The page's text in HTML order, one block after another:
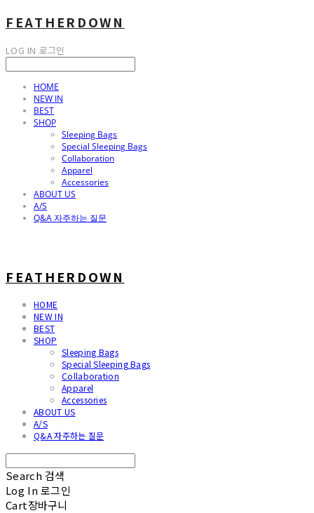
FEATHERDOWN
LOG IN 로그인
HOME
NEW IN
BEST
SHOP
Sleeping Bags
Special Sleeping Bags
Collaboration
Apparel
Accessories
ABOUT US
A/S
Q&A 자주하는 질문
FEATHERDOWN
HOME
NEW IN
BEST
SHOP
Sleeping Bags
Special Sleeping Bags
Collaboration
Apparel
Accessories
ABOUT US
A/S
Q&A 자주하는 질문
Search 검색
Log In 로그인
Cart장바구니